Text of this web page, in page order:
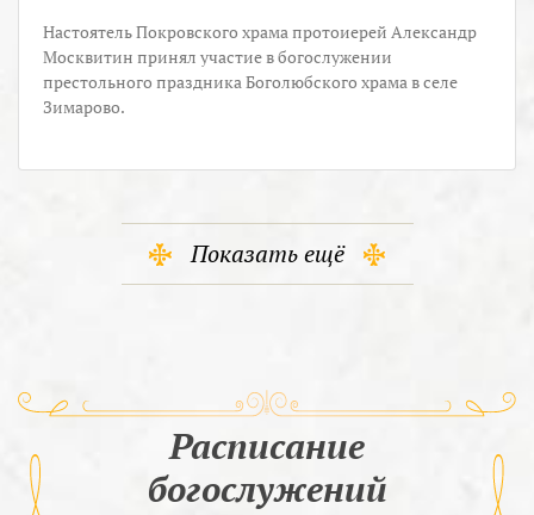
Настоятель Покровского храма протоиерей Александр
Москвитин принял участие в богослужении
престольного праздника Боголюбского храма в селе
Зимарово.
Показать ещё
Расписание
богослужений